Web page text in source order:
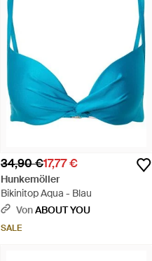
34,90 €17,77 €
Hunkemöller
Bikinitop Aqua - Blau
VonABOUT YOU
SALE